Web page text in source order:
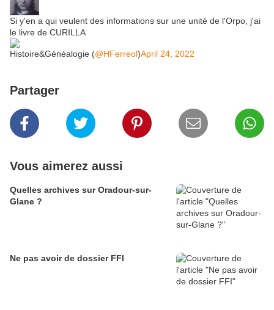
Si y'en a qui veulent des informations sur une unité de l'Orpo, j'ai
le livre de CURILLA
Histoire&Généalogie (@HFerreol)April 24, 2022
Partager
Vous aimerez aussi
Quelles archives sur Oradour-sur-
Glane ?
Ne pas avoir de dossier FFI